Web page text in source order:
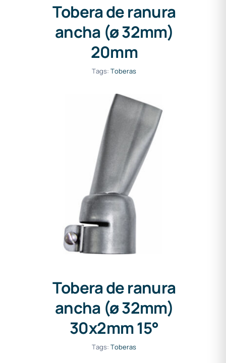
Tobera de ranura
ancha (ø 32mm)
20mm
Tags:Toberas
Tobera de ranura ancha (ø
32mm) 30x2mm 15°
Tobera de ranura
ancha (ø 32mm)
30x2mm 15°
Tags:Toberas